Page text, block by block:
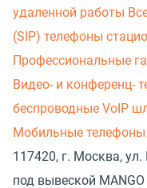
удаленной работы
(SIP) телефоны
Профессиональные
Видео- и конференц-
беспроводные VoIP
Мобильные телефоны
117420, г. Москва,
под вывеской MANGO